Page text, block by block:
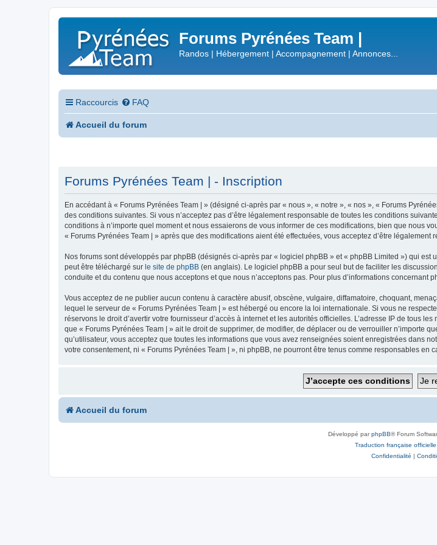
Forums Pyrénées Team |
Randos | Hébergement | Accompagnement | Annonces...
Raccourcis FAQ
Accueil du forum
Forums Pyrénées Team | - Inscription
En accédant à « Forums Pyrénées Team | » (désigné ci-après par « nous », « notre », « nos », « Forums
des conditions suivantes. Si vous n’acceptez pas d’être légalement responsable de toutes les conditions
conditions à n’importe quel moment et nous essaierons de vous informer de ces modifications, bien que nous
« Forums Pyrénées Team | » après que des modifications aient été effectuées, vous acceptez d’être
Nos forums sont développés par phpBB (désignés ci-après par « logiciel phpBB » et « phpBB Limited ») qui est
peut être téléchargé sur le site de phpBB (en anglais). Le logiciel phpBB a pour seul but de faciliter les
conduite et du contenu que nous acceptons et que nous n’acceptons pas. Pour plus d’informations concernant
Vous acceptez de ne publier aucun contenu à caractère abusif, obscène, vulgaire, diffamatoire, choquant,
lequel le serveur de « Forums Pyrénées Team | » est hébergé ou encore la loi internationale. Si vous ne
réservons le droit d’avertir votre fournisseur d’accès à internet et les autorités officielles. L’adresse IP de tous
que « Forums Pyrénées Team | » ait le droit de supprimer, de modifier, de déplacer ou de verrouiller n’importe
qu’utilisateur, vous acceptez que toutes les informations que vous avez renseignées soient enregistrées dans
votre consentement, ni « Forums Pyrénées Team | », ni phpBB, ne pourront être tenus comme responsables
Accueil du forum
Développé parphpBB® Forum
Traduction française officielle
Confidentialité |